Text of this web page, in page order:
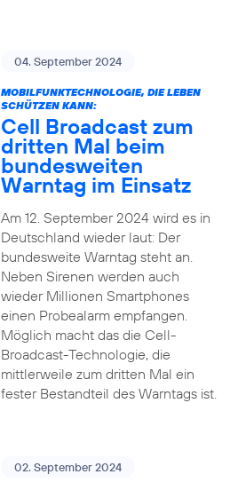
04. September 2024
MOBILFUNKTECHNOLOGIE, DIE LEBEN
SCHÜTZEN KANN:
Cell Broadcast zum
dritten Mal beim
bundesweiten
Warntag im Einsatz
Am 12. September 2024 wird es in
Deutschland wieder laut: Der
bundesweite Warntag steht an.
Neben Sirenen werden auch
wieder Millionen Smartphones
einen Probealarm empfangen.
Möglich macht das die Cell-
Broadcast-Technologie, die
mittlerweile zum dritten Mal ein
fester Bestandteil des Warntags ist.
02. September 2024